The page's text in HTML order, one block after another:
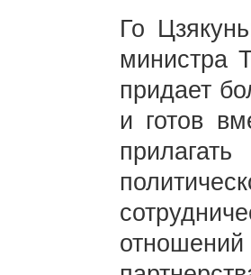
Го
министра
придает
и готов